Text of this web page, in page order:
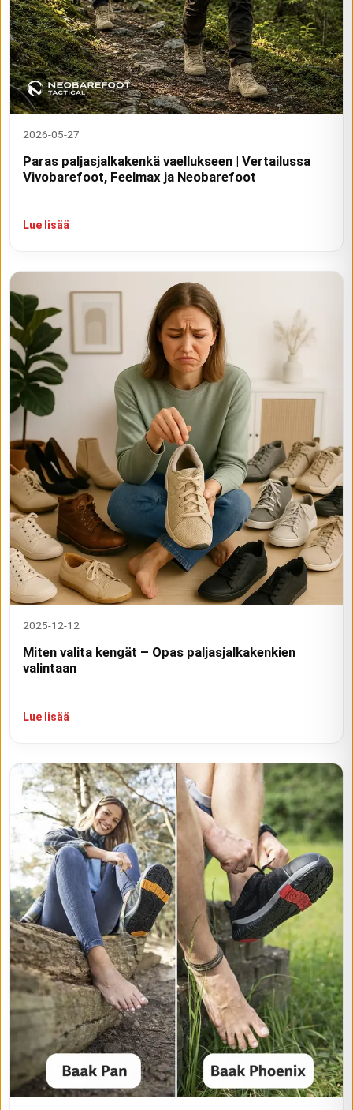
2026-05-27
Paras paljasjalkakenkä vaellukseen | Vertailussa
Vivobarefoot, Feelmax ja Neobarefoot
Lue lisää
2025-12-12
Miten valita kengät – Opas paljasjalkakenkien
valintaan
Lue lisää